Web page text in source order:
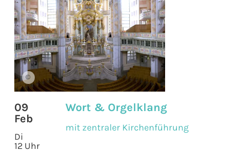
©
09
Feb
Di
12 Uhr
Wort & Orgelklang
mit zentraler Kirchenführung